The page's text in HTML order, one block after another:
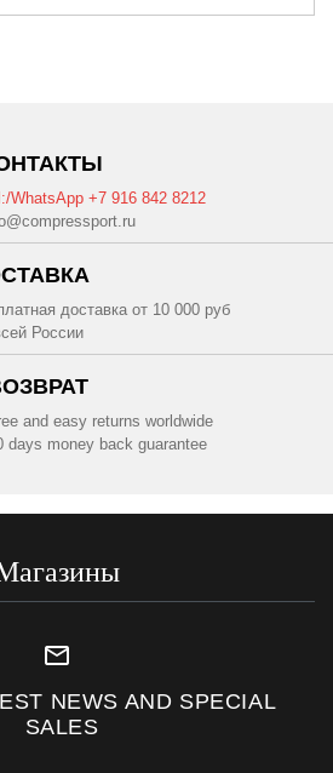
WhatsApp +7 916 842 8212
доставка от 10 000 руб
России
and easy returns worldwide
days money back guarantee
mail_outline
NEWS AND SPECIAL
SALES